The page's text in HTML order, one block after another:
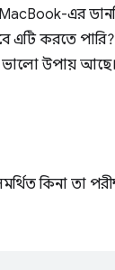
এর
এটি করতে পারি?
উপায়
কিনা তা